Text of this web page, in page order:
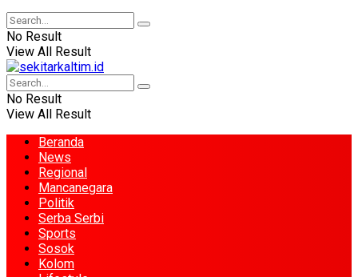
No Result
View All Result
No Result
View All Result
Beranda
News
Regional
Mancanegara
Politik
Serba Serbi
Sports
Sosok
Kolom